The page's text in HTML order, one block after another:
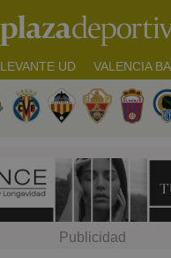
LEVANTE UD VALENCIA